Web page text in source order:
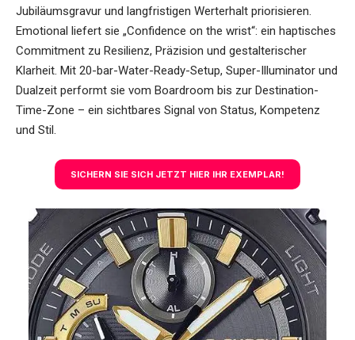
Jubiläumsgravur und langfristigen Werterhalt priorisieren.
Emotional liefert sie „Confidence on the wrist“: ein haptisches
Commitment zu Resilienz, Präzision und gestalterischer
Klarheit. Mit 20-bar-Water-Ready-Setup, Super-Illuminator und
Dualzeit performt sie vom Boardroom bis zur Destination-
Time-Zone – ein sichtbares Signal von Status, Kompetenz
und Stil.
SICHERN SIE SICH JETZT HIER IHR EXEMPLAR!